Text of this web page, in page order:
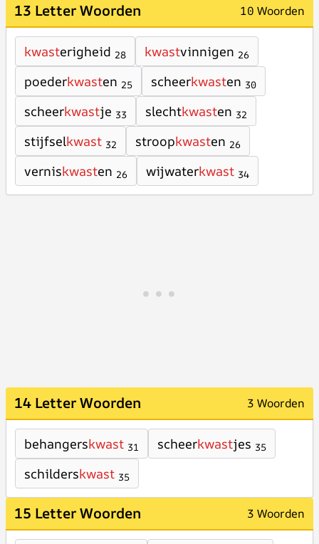
13 Letter Woorden 10 Woorden
kwasterigheid 28 kwastvinnigen 26
poederkwasten 25 scheerkwasten 30
scheerkwastje 33 slechtkwasten 32
stijfselkwast 32 stroopkwasten 26
verniskwasten 26 wijwaterkwast 34
14 Letter Woorden 3 Woorden
behangerskwast 31 scheerkwastjes 35
schilderskwast 35
15 Letter Woorden 3 Woorden